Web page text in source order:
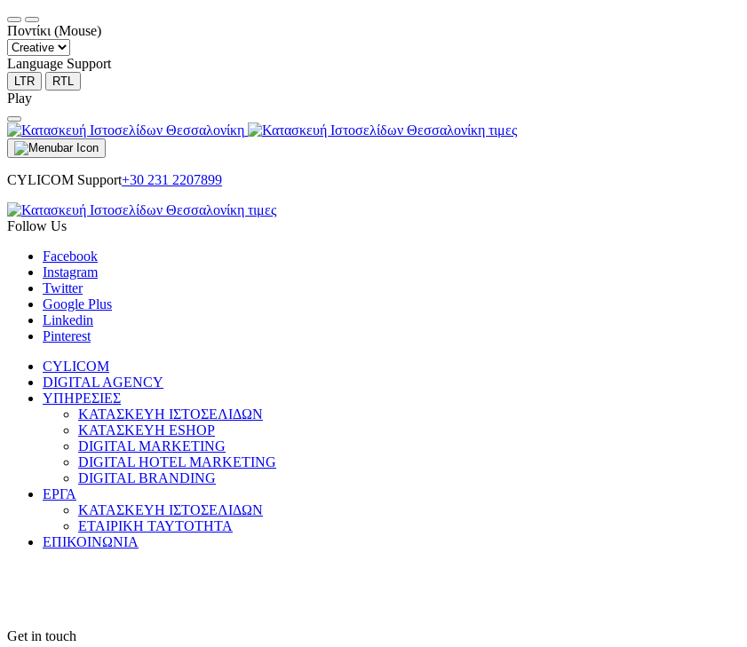
Ποντίκι (Mouse)
Language Support
LTR RTL
Play
CYLICOM Support+30 231 2207899
Follow Us
Facebook
Instagram
Twitter
Google Plus
Linkedin
Pinterest
CYLICOM
DIGITAL AGENCY
ΥΠΗΡΕΣΙΕΣ
ΚΑΤΑΣΚΕΥΗ ΙΣΤΟΣΕΛΙΔΩΝ
ΚΑΤΑΣΚΕΥΗ ESHOP
DIGITAL MARKETING
DIGITAL HOTEL MARKETING
DIGITAL BRANDING
ΕΡΓΑ
ΚΑΤΑΣΚΕΥΗ ΙΣΤΟΣΕΛΙΔΩΝ
ΕΤΑΙΡΙΚΗ ΤΑΥΤΟΤΗΤΑ
ΕΠΙΚΟΙΝΩΝΙΑ
Get in touch